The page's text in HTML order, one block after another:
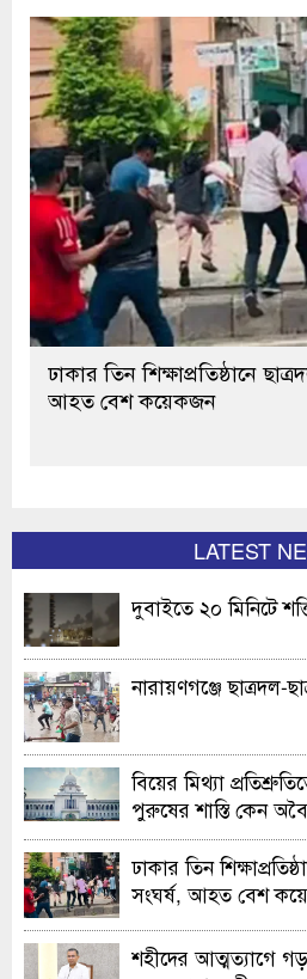
ঢাকার তিন শিক্ষাপ্রতিষ্ঠানে
আহত বেশ কয়েকজন
LATEST
দুবাইতে ২০ মিনিটে
নারায়ণগঞ্জে ছাত্রদল-
বিয়ের মিথ্যা
পুরুষের শাস্তি কেন
হাইকোর্টের রুল
ঢাকার তিন
সংঘর্ষ, আহত বেশ
শহীদের আত্মত্যাগে